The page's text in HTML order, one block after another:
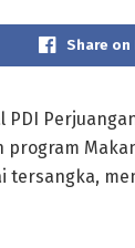
Share on
PDI
program
tersangka,